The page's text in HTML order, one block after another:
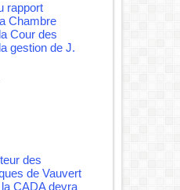
rapport
Chambre
Cour des
gestion de J.
des
de Vauvert
CADA devra